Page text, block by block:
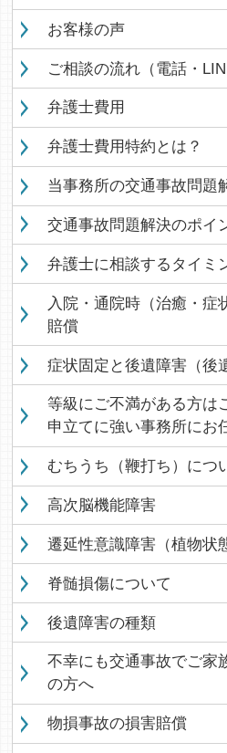
お客様の声
ご相談の流れ（電話・
弁護士費用
弁護士費用特約とは？
当事務所の交通事故問題
交通事故問題解決のポイ
弁護士に相談するタイミ
入院・通院時（治癒・症
賠償
症状固定と後遺障害（後
等級にご不満がある方は
申立てに強い事務所にお
むちうち（鞭打ち）につ
高次脳機能障害
遷延性意識障害（植物状
脊髄損傷について
後遺障害の種類
不幸にも交通事故でご家
の方へ
物損事故の損害賠償